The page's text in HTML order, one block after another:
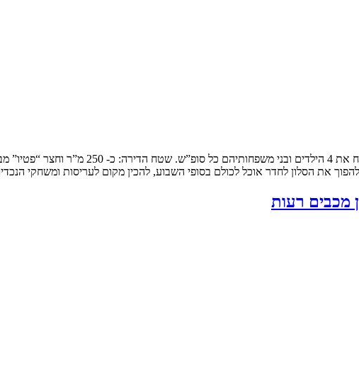
שיפוץ דופלקס בירושלים המשפחה:
את הסלון לחדר אוכל לכולם בסופי השבוע, להכין מקום לעריסות ומשחקי
מכבים רעות